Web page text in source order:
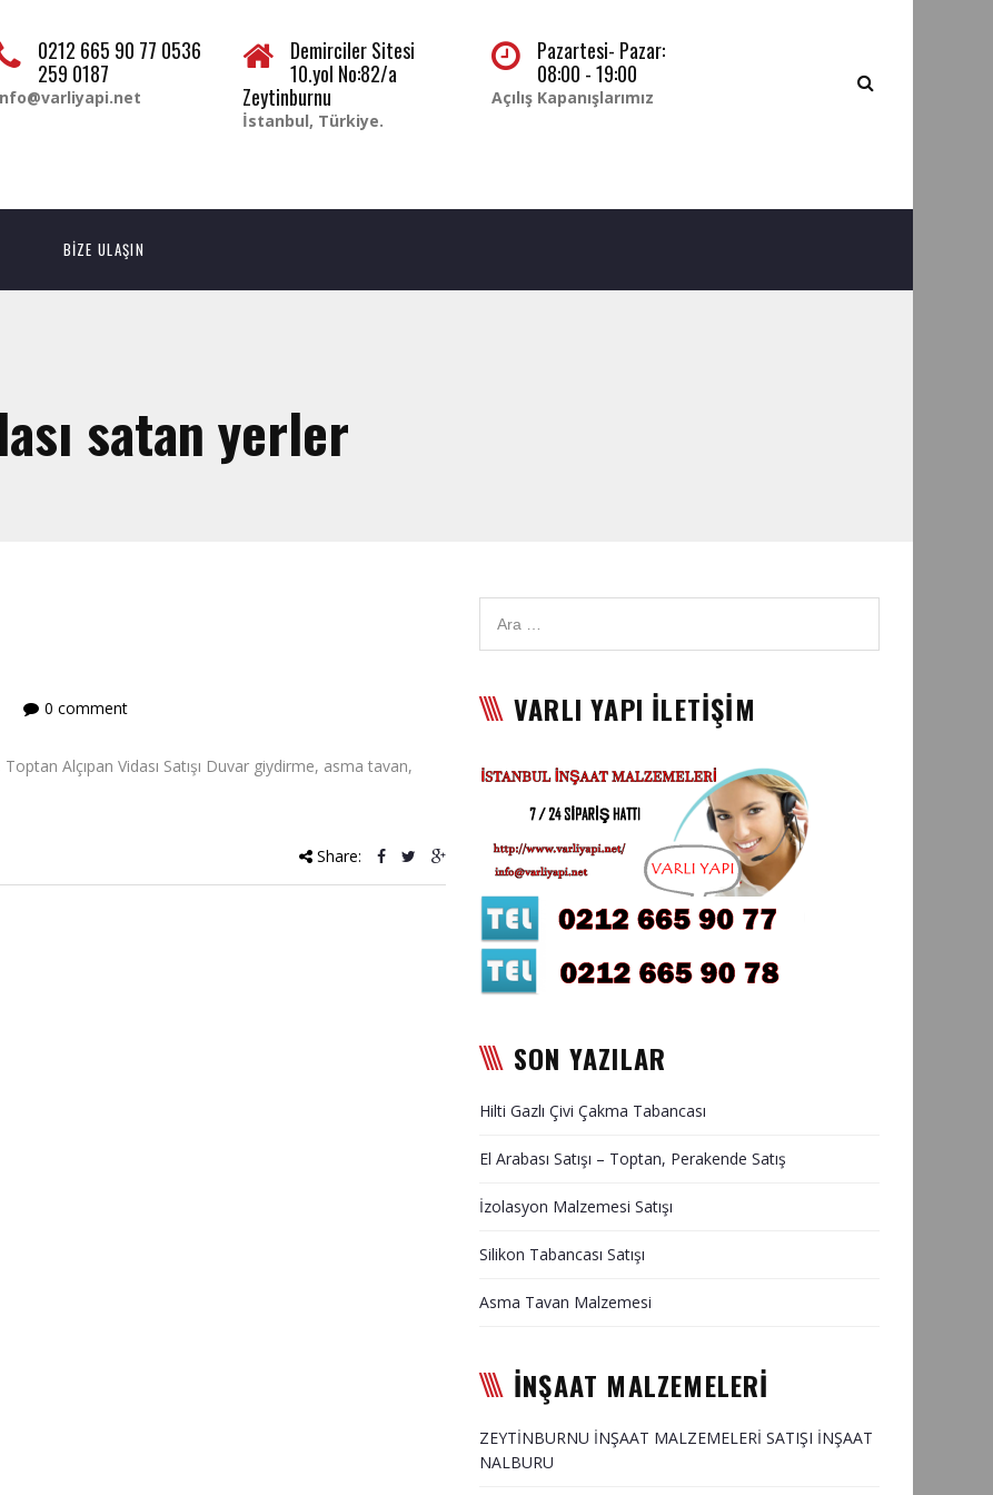
0212 665 90 77 0536
259 0187
Demirciler Sitesi
10.yol No:82/a
Zeytinburnu
İstanbul, Türkiye.
Pazartesi- Pazar:
08:00 - 19:00
Açılış Kapanışlarımız
BİZE ULAŞIN
satan yerler
0 comment
Alçıpan Vidası Satışı Duvar giydirme, asma tavan,
Share:
VARLI YAPI İLETİŞİM
SON YAZILAR
Hilti Gazlı Çivi Çakma Tabancası
El Arabası Satışı – Toptan, Perakende Satış
İzolasyon Malzemesi Satışı
Silikon Tabancası Satışı
Asma Tavan Malzemesi
İNŞAAT MALZEMELERİ
ZEYTİNBURNU İNŞAAT MALZEMELERİ SATIŞI İNŞAAT
NALBURU